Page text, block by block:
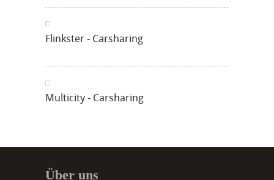
Flinkster - Carsharing
Multicity - Carsharing
Über uns